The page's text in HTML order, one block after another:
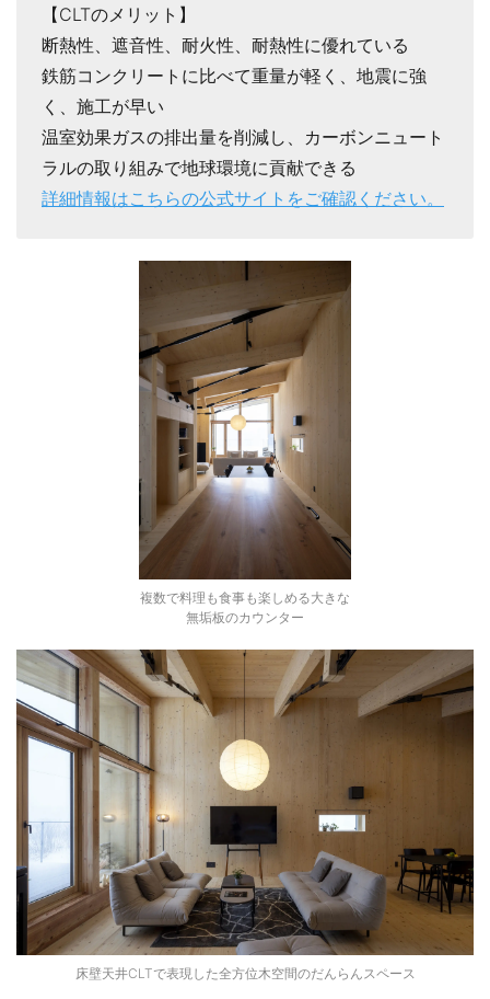
【CLTのメリット】
断熱性、遮音性、耐火性、耐熱性に優れている
鉄筋コンクリートに比べて重量が軽く、地震に強
く、施工が早い
温室効果ガスの排出量を削減し、カーボンニュート
ラルの取り組みで地球環境に貢献できる
詳細情報はこちらの公式サイトをご確認ください。
複数で料理も食事も楽しめる大きな
無垢板のカウンター
床壁天井CLTで表現した全方位木空間のだんらんスペース